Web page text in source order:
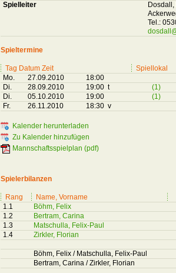
Spielleiter
Tel.:
Spieltermine
Tag Datum Zeit Spiellokal
Mo.
27.09.2010 18:00
Di.
28.09.2010 19:00 t (1)
Di.
05.10.2010 19:00 (1)
Fr.
26.11.2010 18:30 v
Kalender herunterladen
Zu Kalender hinzufügen
Mannschaftsspielplan (pdf)
Spielerbilanzen
Rang Name, Vorname
1.1
Böhm, Felix
1.2
Bertram, Carina
1.3
Matschulla, Felix-Paul
1.4
Zirkler, Florian
Böhm, Felix / Matschulla, Felix-Paul
Bertram, Carina / Zirkler, Florian